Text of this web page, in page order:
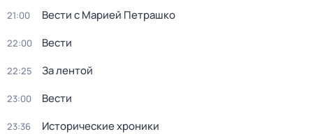
21:00 Вести с Марией Петрашко
22:00 Вести
22:25 За лентой
23:00 Вести
23:36 Исторические хроники